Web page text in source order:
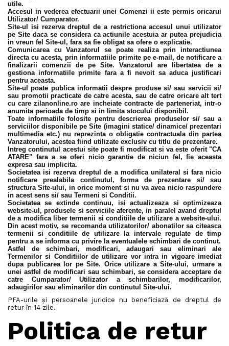
utile.
Accesul in vederea efectuarii unei Comenzi ii este permis oricarui
Utilizator/ Cumparator.
Site-ul isi rezerva dreptul de a restrictiona accesul unui utilizator
pe Site daca se considera ca actiunile acestuia ar putea prejudicia
in vreun fel Site-ul, fara sa fie obligat sa ofere o explicatie.
Comunicarea cu Vanzatorul se poate realiza prin interactiunea
directa cu acesta, prin informatiile primite pe e-mail, de notificare a
finalizarii comenzii de pe Site. Vanzatorul are libertatea de a
gestiona informatiile primite fara a fi nevoit sa aduca justificari
pentru aceasta.
Site-ul poate publica informatii despre produse si/ sau servicii si/
sau promotii practicate de catre acesta, sau de catre oricare alt tert
cu care zilanonline.ro are incheiate contracte de parteneriat, intr-o
anumita perioada de timp si in limita stocului disponibil.
Toate informatiile folosite pentru descrierea produselor si/ sau a
serviciilor disponibile pe Site (imagini statice/ dinamice/ prezentari
multimedia etc.) nu reprezinta o obligatie contractuala din partea
Vanzatorului, acestea fiind utilizate exclusiv cu titlu de prezentare.
Intreg continutul acestui site poate fi modificat si va este oferit "CA
ATARE" fara a se oferi nicio garantie de niciun fel, fie aceasta
expresa sau implicita.
Societatea isi rezerva dreptul de a modifica unilateral si fara nicio
notificare prealabila continutul, forma de prezentare si/ sau
structura Site-ului, in orice moment si nu va avea nicio raspundere
in acest sens si/ sau Termeni si Conditii.
Societatea se extinde continuu, isi actualizeaza si optimizeaza
website-ul, produsele si serviciile aferente, in paralel avand dreptul
de a modifica liber termenii si conditiile de utilizare a website-ului.
Din acest motiv, se recomanda utilizatorilor/ abonatilor sa citeasca
termenii si conditiile de utilizare la intervale regulate de timp
pentru a se informa cu privire la eventualele schimbari de continut.
Astfel de schimbari, modificari, adaugari sau eliminari ale
Termenilor si Conditiilor de utilizare vor intra in vigoare imediat
dupa publicarea lor pe Site. Orice utilizare a Site-ului, urmare a
unei astfel de modificari sau schimbari, se considera acceptare de
catre Cumparator/ Utilizator a schimbarilor, modificarilor,
adaugirilor sau eliminarilor din continutul Site-ului.
PFA-urile și persoanele juridice nu beneficiază de dreptul de
retur în 14 zile.
Politica de retur